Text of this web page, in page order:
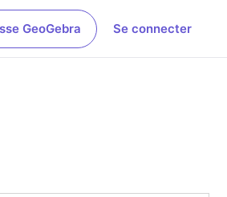
GeoGebra Se connecter